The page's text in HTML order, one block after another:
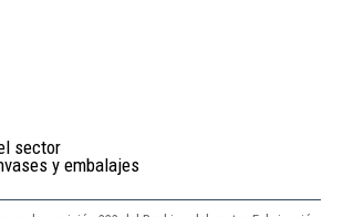
sector
y embalajes